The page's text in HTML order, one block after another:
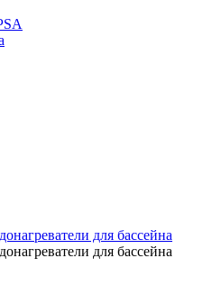
для бассейна
для бассейна